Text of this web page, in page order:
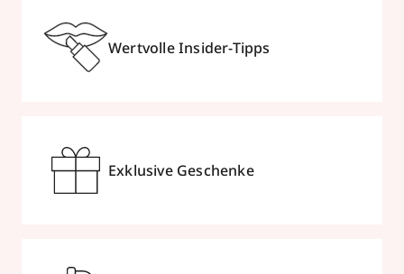
Wertvolle Insider-Tipps
Exklusive Geschenke